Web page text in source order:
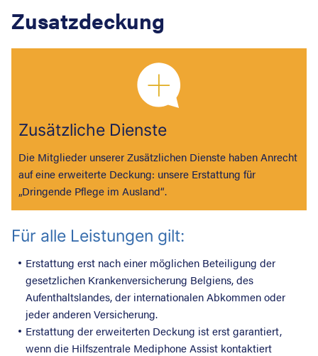
Zusatzdeckung
Zusätzliche Dienste
Die Mitglieder unserer Zusätzlichen Dienste haben Anrecht
auf eine erweiterte Deckung: unsere Erstattung für
„Dringende Pflege im Ausland“.
Für alle Leistungen gilt:
Erstattung erst nach einer möglichen Beteiligung der
gesetzlichen Krankenversicherung Belgiens, des
Aufenthaltslandes, der internationalen Abkommen oder
jeder anderen Versicherung.
Erstattung der erweiterten Deckung ist erst garantiert,
wenn die Hilfszentrale Mediphone Assist kontaktiert